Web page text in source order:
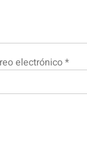
electrónico*